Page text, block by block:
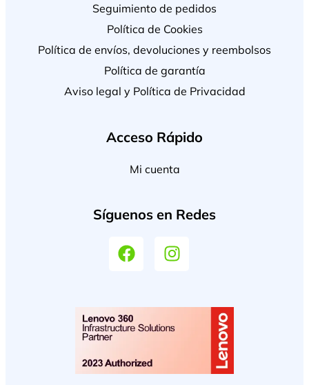
Seguimiento de pedidos
Política de Cookies
Política de envíos, devoluciones y reembolsos
Política de garantía
Aviso legal y Política de Privacidad
Acceso Rápido
Mi cuenta
Síguenos en Redes